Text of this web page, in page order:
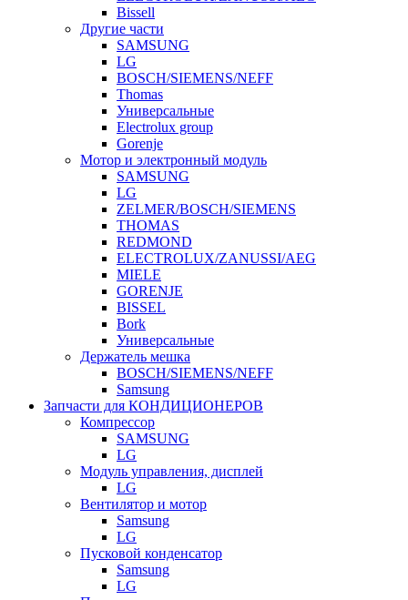
Bissell
Другие части
SAMSUNG
LG
BOSCH/SIEMENS/NEFF
Thomas
Универсальные
Electrolux group
Gorenje
Мотор и электронный модуль
SAMSUNG
LG
ZELMER/BOSCH/SIEMENS
THOMAS
REDMOND
ELECTROLUX/ZANUSSI/AEG
MIELE
GORENJE
BISSEL
Bork
Универсальные
Держатель мешка
BOSCH/SIEMENS/NEFF
Samsung
Запчасти для КОНДИЦИОНЕРОВ
Компрессор
SAMSUNG
LG
Модуль управления, дисплей
LG
Вентилятор и мотор
Samsung
LG
Пусковой конденсатор
Samsung
LG